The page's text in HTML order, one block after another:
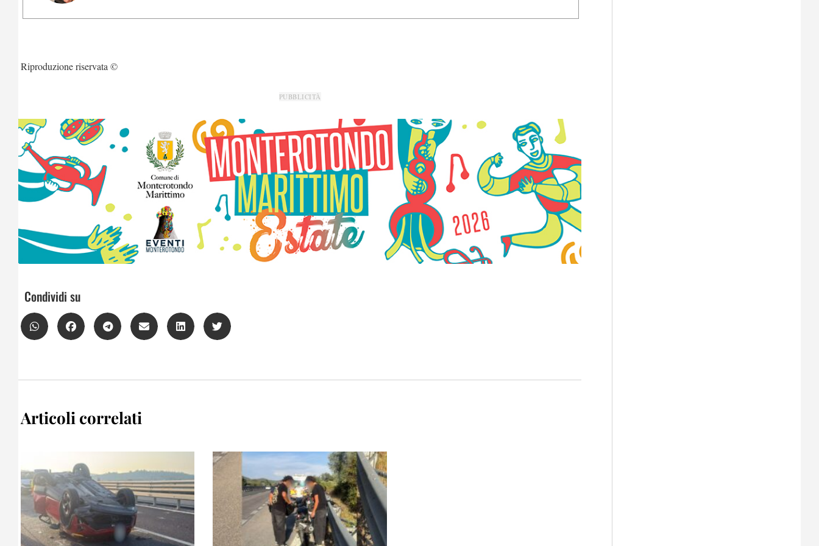
Riproduzione riservata ©
PUBBLICITÀ
Condividi su
Articoli correlati